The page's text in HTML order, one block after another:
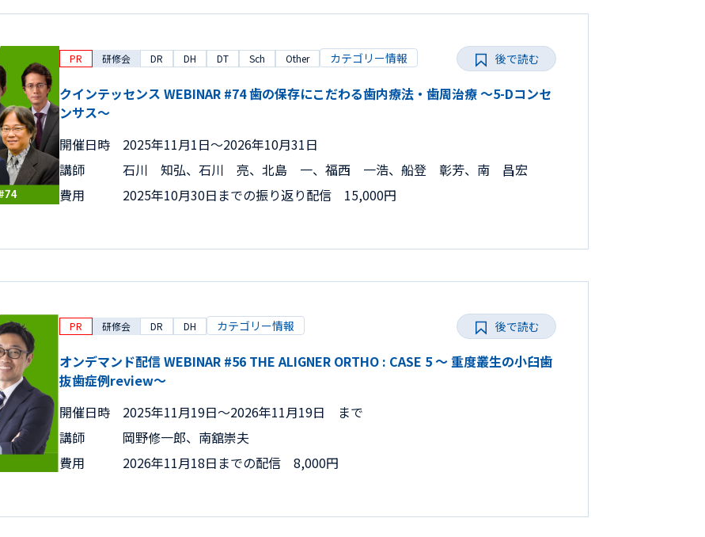
PR 研修会 DR DH DT Sch Other カテゴリー情報
クインテッセンス WEBINAR #74 歯の保存にこだわる歯内療法・歯周治療 ～5-Dコンセ
ンサス～
開催日時
2025年11月1日〜2026年10月31日
講師
石川 知弘、石川 亮、北島 一、福西 一浩、船登 彰芳、南 昌宏
費用
2025年10月30日までの振り返り配信 15,000円
後で読む
PR 研修会 DR DH カテゴリー情報
オンデマンド配信 WEBINAR #56 THE ALIGNER ORTHO : CASE 5 ～ 重度叢生の小臼歯
抜歯症例review～
開催日時
2025年11月19日〜2026年11月19日 まで
講師
岡野修一郎、南舘崇夫
費用
2026年11月18日までの配信 8,000円
後で読む